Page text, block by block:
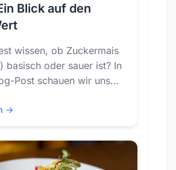
Blick auf den
wissen, ob Zuckermais
basisch oder sauer ist? In
Post schauen wir uns
an und...
→